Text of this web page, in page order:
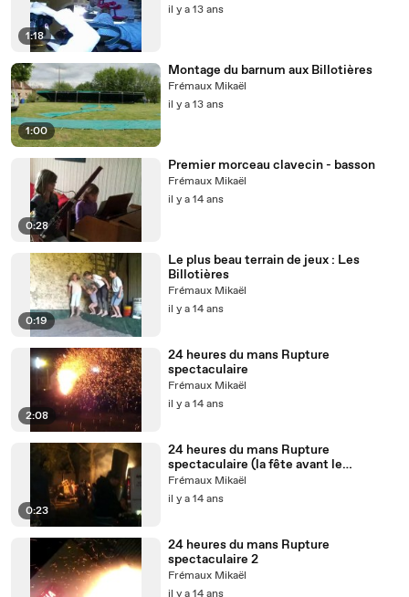
1:18
il y a 13 ans
1:00
Montage du barnum aux Billotières
Frémaux Mikaël
il y a 13 ans
0:28
Premier morceau clavecin - basson
Frémaux Mikaël
il y a 14 ans
0:19
Le plus beau terrain de jeux : Les
Billotières
Frémaux Mikaël
il y a 14 ans
2:08
24 heures du mans Rupture
spectaculaire
Frémaux Mikaël
il y a 14 ans
0:23
24 heures du mans Rupture
spectaculaire (la fête avant le
spectacle)
Frémaux Mikaël
il y a 14 ans
24 heures du mans Rupture
spectaculaire 2
Frémaux Mikaël